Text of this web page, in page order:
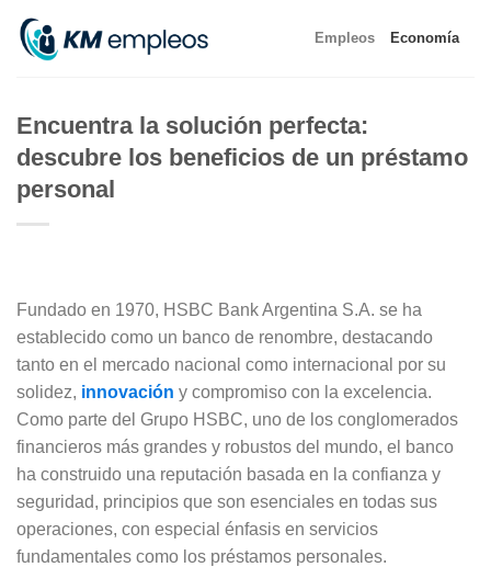
content
Empleos Economía
Encuentra la solución perfecta:
descubre los beneficios de un préstamo
personal
Fundado en 1970, HSBC Bank Argentina S.A. se ha
establecido como un banco de renombre, destacando
tanto en el mercado nacional como internacional por su
solidez, innovación y compromiso con la excelencia.
Como parte del Grupo HSBC, uno de los conglomerados
financieros más grandes y robustos del mundo, el banco
ha construido una reputación basada en la confianza y
seguridad, principios que son esenciales en todas sus
operaciones, con especial énfasis en servicios
fundamentales como los préstamos personales.